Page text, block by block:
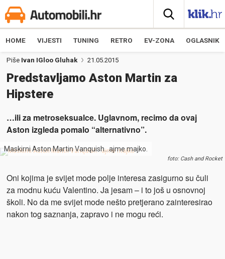
HOME VIJESTI TUNING RETRO EV-ZONA OGLASNIK
Piše Ivan IGloo Gluhak 21.05.2015
Predstavljamo Aston Martin za
Hipstere
…ili za metroseksualce. Uglavnom, recimo da ovaj
Aston izgleda pomalo “alternativno”.
Maskirni Aston Martin Vanquish…ajme majko.
foto: Cash and Rocket
Oni kojima je svijet mode polje interesa zasigurno su čuli
za modnu kuću Valentino. Ja jesam – i to još u osnovnoj
školi. No da me svijet mode nešto pretjerano zainteresirao
nakon tog saznanja, zapravo i ne mogu reći.